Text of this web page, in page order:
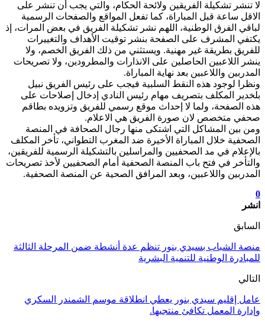
لا تنشر تشكيلة الفريقين ولائحة الحكام، والتي يجب أن تنشر على
الاقل ساعة قبل المباراة، كما تفعل المواقع والصفحات الرسمية
لباقي الفرق الوطنية، اللهم نشر تشكيلة الفريق في بعض المرات، إذ
يكتفي المشرف على الصفحة بنشر توقيت الأهداف والتغييرات
للفريق بطريقة غير مهنية. ويستثني من ذلك الفريق الخصم، ولا
ينشر اللاعبين الحاصلين على الانذارات والمطرودين، ولا تصريحات
المدربين واللاعبين بعد نهاية المباراة.
ونظرا لوجود هذه النقط السلبية فيجب على رئيس الفريق نبيل
بلخدير المكلف بتصريف مهام رئيس النادي إدخال إصلاحات على
هذه الصفحة، ولما لا إحداث موقع رسمي للفريق وتزويده بطاقم
صحفي متخصص لان صورة الفريق هي الاعلام.
ومن بين المشاكل التي اشتكى منها رجال الصحافة في المنصة
الصحفية خلال المباراة الأخيرة ضد المغرب التطواني، تأخر المكلف
بالإعلام في مد الصحفيين والمراسلين بالتشكيلة الرسمية للفريقين،
والتأخر في فتح باب المنصة الصحفية أمام الصحفيين لأخذ تصريحات
المدربين واللاعبين، وبعد المرافق الصحية عن المنصة الصحفية.
0
انشر
السابق
منصة الشباب بسيدي بنور تنظم عدة أنشطة ضمن المرحلة الثالثة
للمبادرة الوطنية للتنمية البشرية
التالي
عامل إقليم سيدي بنور يعطي انطلاقة موسم الشمندر السكري
وإدارة المعمل تكافئ منتجيها.